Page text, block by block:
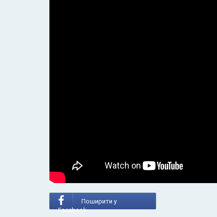
Поширити у
Facebook